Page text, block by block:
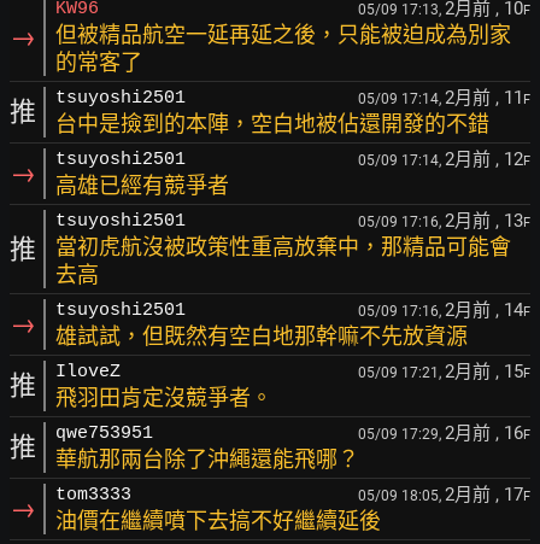
→
KW96 05/09 17:13, 2月前 , 10F
但被精品航空一延再延之後，只能被迫成為別家
的常客了
推 tsuyoshi2501 05/09 17:14, 2月前 , 11 F
台中是撿到的本陣，空白地被佔還開發的不錯
→ tsuyoshi2501 05/09 17:14, 2月前 , 12F
高雄已經有競爭者
推
tsuyoshi2501 05/09 17:16, 2月前 , 13F
當初虎航沒被政策性重高放棄中，那精品可能會
去高
→ tsuyoshi2501 05/09 17:16, 2月前 , 14F
雄試試，但既然有空白地那幹嘛不先放資源
推 IloveZ 05/09 17:21, 2月前 , 15F
飛羽田肯定沒競爭者。
推 qwe753951 05/09 17:29, 2月前 , 16F
華航那兩台除了沖繩還能飛哪？
→ tom3333 05/09 18:05, 2月前 , 17F
油價在繼續噴下去搞不好繼續延後